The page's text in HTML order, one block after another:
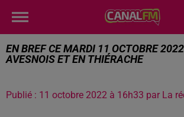
EN BREF CE MARDI 11 OCTOBRE
AVESNOIS ET EN THIÉRACHE
Publié : 11 octobre 2022 à 16h33 par La